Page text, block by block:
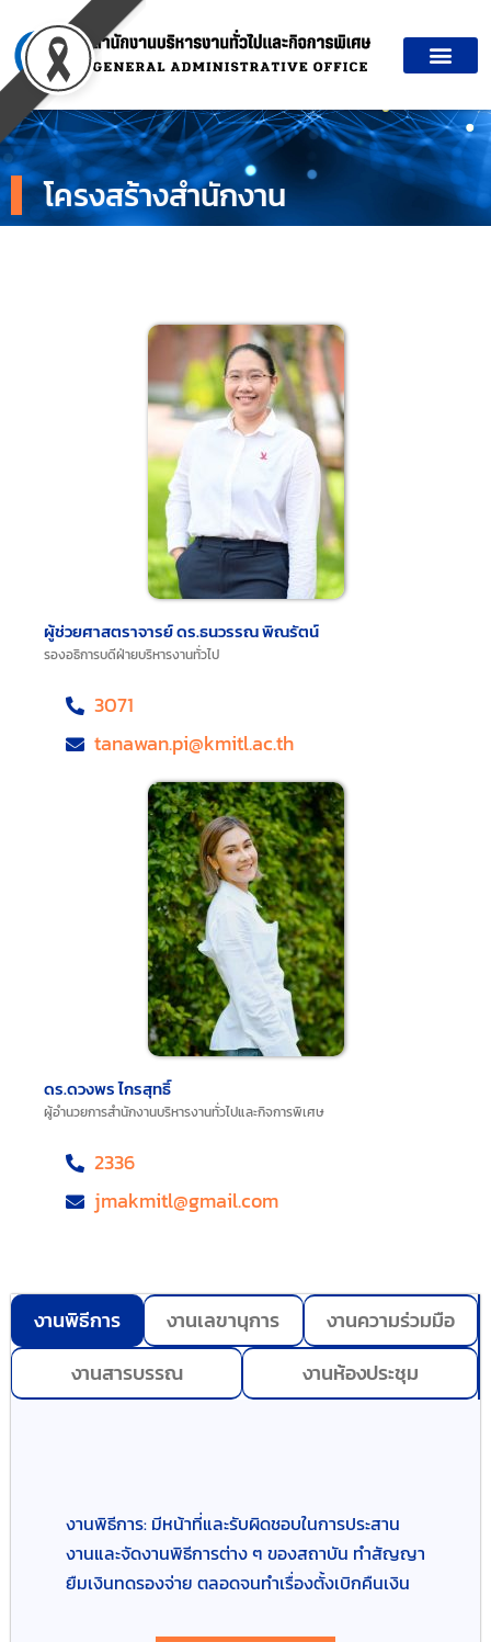
content
โครงสร้างสำนักงาน
ผู้ช่วยศาสตราจารย์ ดร.ธนวรรณ พิณรัตน์
รองอธิการบดีฝ่ายบริหารงานทั่วไป
3071
tanawan.pi@kmitl.ac.th
ดร.ดวงพร ไกรสุทธิ์
ผู้อำนวยการสำนักงานบริหารงานทั่วไปและกิจการพิเศษ
2336
jmakmitl@gmail.com
งานพิธีการ งานเลขานุการ
งานความร่วมมือ
งานสารบรรณ
งานห้องประชุม
งานพิธีการ: มีหน้าที่และรับผิดชอบในการประสาน
งานและจัดงานพิธีการต่าง ๆ ของสถาบัน ทำสัญญา
ยืมเงินทดรองจ่าย ตลอดจนทำเรื่องตั้งเบิกคืนเงิน